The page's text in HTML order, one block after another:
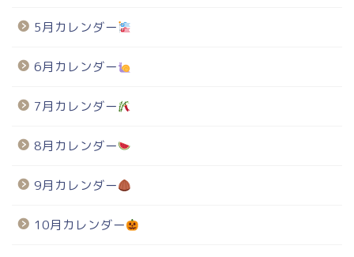
5月カレンダー
6月カレンダー
7月カレンダー
8月カレンダー
9月カレンダー
10月カレンダー